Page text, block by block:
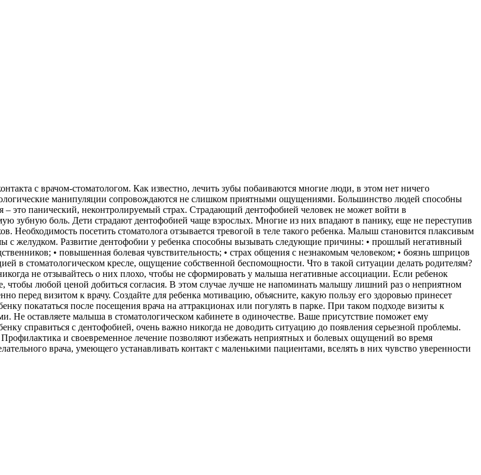
с врачом-стоматологом. Как известно, лечить зубы побаиваются многие люди, в этом нет ничего
манипуляции сопровождаются не слишком приятными ощущениями. Большинство людей способны
– это панический, неконтролируемый страх. Страдающий дентофобией человек не может войти в
зубную боль. Дети страдают дентофобией чаще взрослых. Многие из них впадают в панику, еще не переступив
Необходимость посетить стоматолога отзывается тревогой в теле такого ребенка. Малыш становится плаксивым
с желудком. Развитие дентофобии у ребенка способны вызывать следующие причины: • прошлый негативный
• повышенная болевая чувствительность; • страх общения с незнакомым человеком; • боязнь шприцов
в стоматологическом кресле, ощущение собственной беспомощности. Что в такой ситуации делать родителям?
не отзывайтесь о них плохо, чтобы не сформировать у малыша негативные ассоциации. Если ребенок
чтобы любой ценой добиться согласия. В этом случае лучше не напоминать малышу лишний раз о неприятном
перед визитом к врачу. Создайте для ребенка мотивацию, объясните, какую пользу его здоровью принесет
покататься после посещения врача на аттракционах или погулять в парке. При таком подходе визиты к
Не оставляете малыша в стоматологическом кабинете в одиночестве. Ваше присутствие поможет ему
справиться с дентофобией, очень важно никогда не доводить ситуацию до появления серьезной проблемы.
и своевременное лечение позволяют избежать неприятных и болевых ощущений во время
врача, умеющего устанавливать контакт с маленькими пациентами, вселять в них чувство уверенности